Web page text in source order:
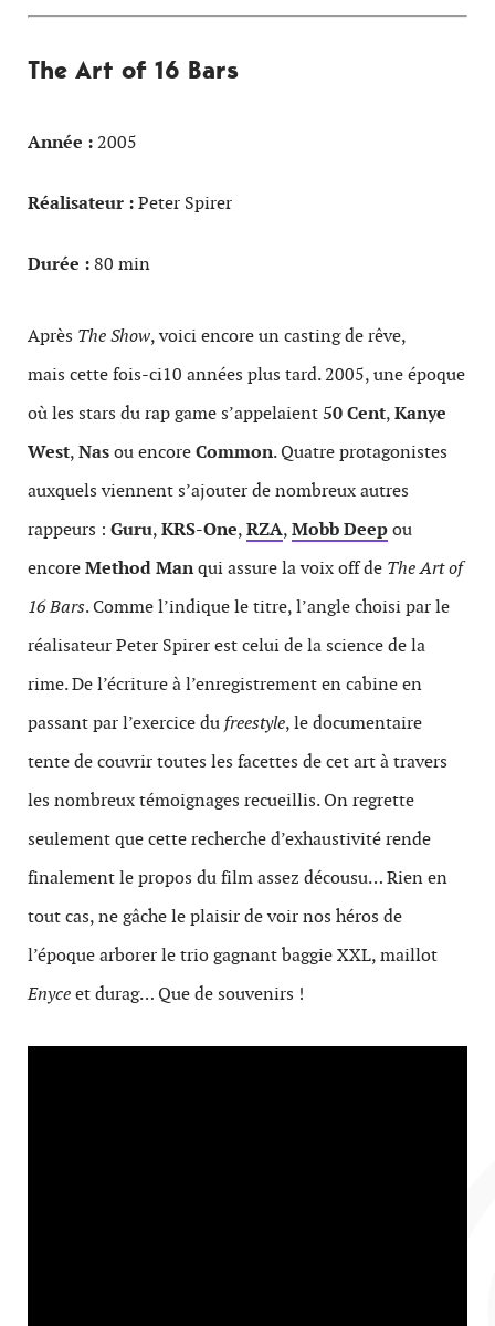
The Art of 16 Bars
Année :2005
Réalisateur :Peter Spirer
Durée :80 min
Après The Show, voici encore un casting de rêve,
mais cette fois-ci10 années plus tard. 2005, une époque
où les stars du rap game s’appelaient 50 Cent,Kanye
West,Nasou encoreCommon. Quatre protagonistes
auxquels viennent s’ajouter de nombreux autres
rappeurs : Guru,KRS-One,RZA,Mobb Deepou
encoreMethod Manqui assure la voix off de The Art of
16 Bars. Comme l’indique le titre, l’angle choisi par le
réalisateur Peter Spirer est celui de la science de la
rime. De l’écriture à l’enregistrement en cabine en
passant par l’exercice du freestyle, le documentaire
tente de couvrir toutes les facettes de cet art à travers
les nombreux témoignages recueillis. On regrette
seulement que cette recherche d’exhaustivité rende
finalement le propos du film assez décousu… Rien en
tout cas, ne gâche le plaisir de voir nos héros de
l’époque arborer le trio gagnant baggie XXL, maillot
Enyceet durag… Que de souvenirs !